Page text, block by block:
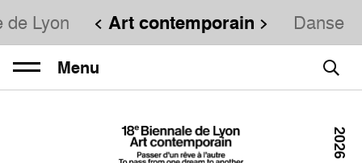
de Lyon Art contemporain Danse
Menu
2026